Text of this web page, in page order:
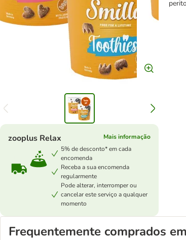
zooplus Relax
Mais informação
5% de desconto* em cada
encomenda
Receba a sua encomenda
regularmente
Pode alterar, interromper ou
cancelar este serviço a qualquer
momento
Frequentemente comprados